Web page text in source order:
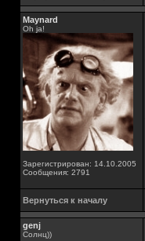
Maynard
Oh ja!
Зарегистрирован: 14.10.2005
Сообщения: 2791
Вернуться к началу
genj
Солнц))